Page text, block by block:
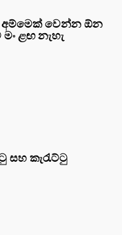
: අම්මෙක් වෙන්න ඕන
ළඟ නැහැ
සහ කැරැට්ටු